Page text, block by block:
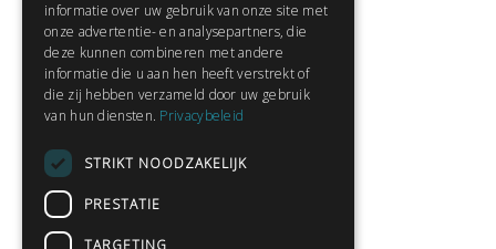
Snel naar:
Gratis aanmelden
Privacybeleid
informatie over uw gebruik van onze site met
onze advertentie- en analysepartners, die
deze kunnen combineren met andere
informatie die u aan hen heeft verstrekt of
die zij hebben verzameld door uw gebruik
van hun diensten. Privacybeleid
STRIKT NOODZAKELIJK
PRESTATIE
TARGETING